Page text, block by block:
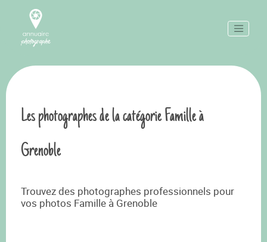
Les photographes de la catégorie Famille à
Grenoble
Trouvez des photographes professionnels pour
vos photos Famille à Grenoble